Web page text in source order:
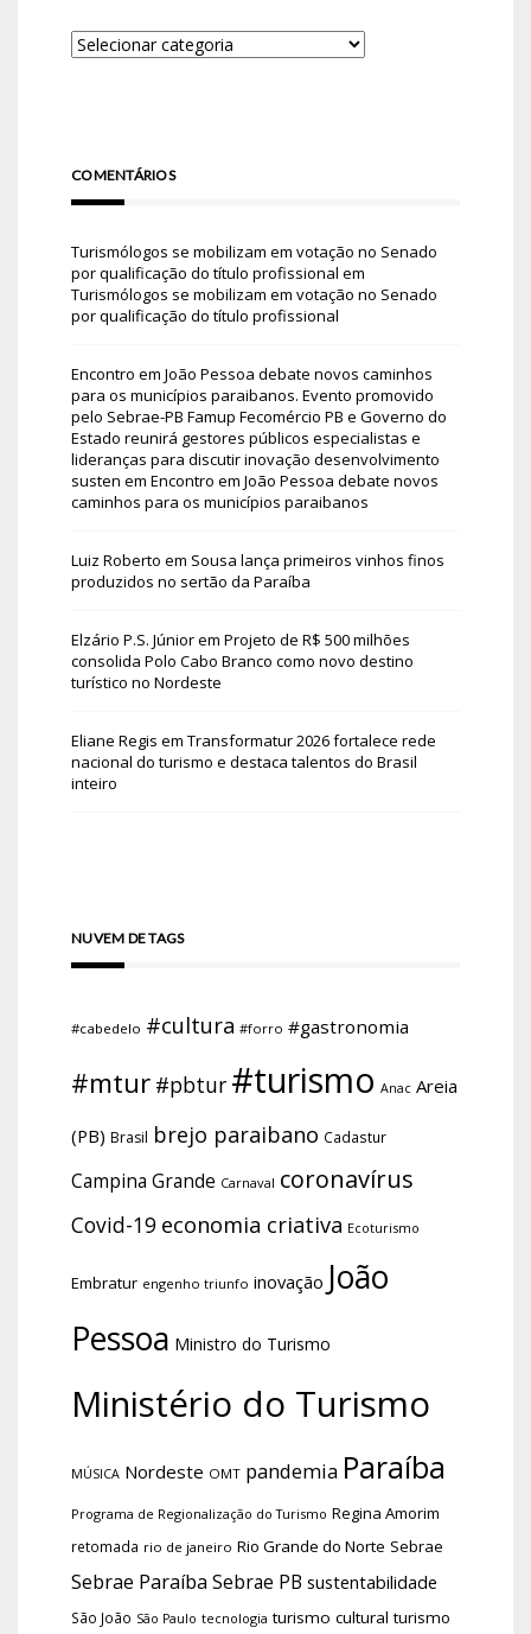
COMENTÁRIOS
Turismólogos se mobilizam em votação no Senado
por qualificação do título profissional em
Turismólogos se mobilizam em votação no Senado
por qualificação do título profissional
Encontro em João Pessoa debate novos caminhos
para os municípios paraibanos. Evento promovido
pelo Sebrae-PB Famup Fecomércio PB e Governo do
Estado reunirá gestores públicos especialistas e
lideranças para discutir inovação desenvolvimento
susten em Encontro em João Pessoa debate novos
caminhos para os municípios paraibanos
Luiz Roberto em Sousa lança primeiros vinhos finos
produzidos no sertão da Paraíba
Elzário P.S. Júniorem Projeto de R$ 500 milhões
consolida Polo Cabo Branco como novo destino
turístico no Nordeste
Eliane Regis em Transformatur 2026 fortalece rede
nacional do turismo e destaca talentos do Brasil
inteiro
NUVEM DE TAGS
#cabedelo #cultura #forro #gastronomia
#mtur #pbtur #turismo Anac Areia
(PB) Brasil brejo paraibano Cadastur
Campina Grande Carnaval coronavírus
Covid-19 economia criativa Ecoturismo
Embratur engenho triunfo inovação João
Pessoa Ministro do Turismo
Ministério do Turismo
MÚSICA Nordeste OMT pandemia Paraíba
Programa de Regionalização do Turismo Regina Amorim
retomada rio de janeiro Rio Grande do Norte Sebrae
Sebrae Paraíba Sebrae PB sustentabilidade
São João São Paulo tecnologia turismo cultural turismo